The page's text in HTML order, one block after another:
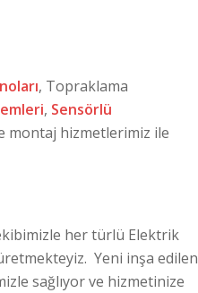
, Topraklama
, Sensörlü
montaj hizmetlerimiz ile
her türlü Elektrik
Yeni inşa edilen
sağlıyor ve hizmetinize